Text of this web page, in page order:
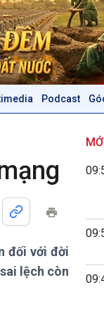
Podcast
Dòng chảy Kinh tế
Khởi nghiệp
Tuyên chiến với
đối với đời
lệch còn